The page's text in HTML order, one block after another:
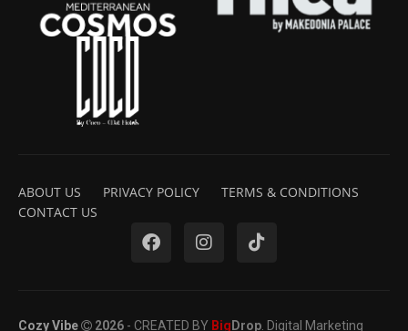
ABOUT US PRIVACY POLICY
TERMS & CONDITIONS
CONTACT US
Cozy Vibe 2026 - CREATED BY Big Drop . Digital Marketing